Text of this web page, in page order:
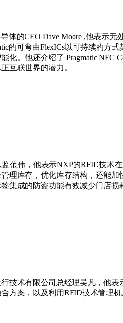
导体的CEO Dave Moore ,他表示
的可弯曲FlexICs以可持续的方
化。他还介绍了 Pragmatic NFC
互联世界的潜力。
范伟，他表示NXP的RFID技术
理库存，优化库存结构，还能
集成的防盗功能有效减少门店
技术有限公司总经理吴凡，他
方案，以及利用RFID技术管理